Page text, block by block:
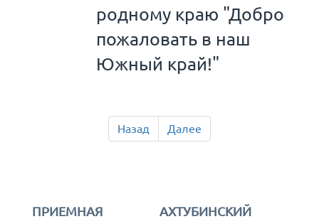
родному краю "Добро
пожаловать в наш
Южный край!"
Назад Далее
ПРИЕМНАЯ
АХТУБИНСКИЙ